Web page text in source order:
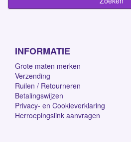
INFORMATIE
Grote maten merken
Verzending
Ruilen / Retourneren
Betalingswijzen
Privacy- en Cookieverklaring
Herroepingslink aanvragen